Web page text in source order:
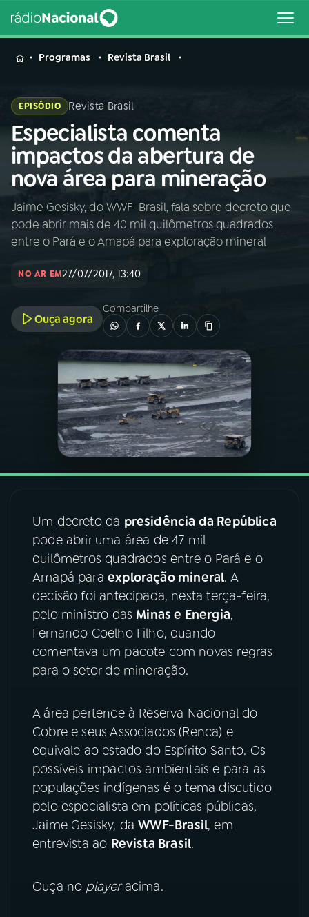
MENU
Buscar
na
Rádio
Nacional
Buscar
AO VIVO
PROGRAMAS
PODCASTS
06VIDEOCASTS
07 ÚLTIMAS
FESTIVAL DE MÚSICA
ACOMPANHE A RÁDIO NACIONAL
Instagram X
TikTok
Programas Revista Brasil
EPISÓDIO Revista Brasil
Especialista comenta
impactos da abertura de
nova área para mineração
Jaime Gesisky, do WWF-Brasil, fala sobre decreto que
pode abrir mais de 40 mil quilômetros quadrados
entre o Pará e o Amapá para exploração mineral
NO AR EM27/07/2017, 13:40
Ouça agora
Compartilhe
Um decreto da presidência da República
pode abrir uma área de 47 mil
quilômetros quadrados entre o Pará e o
Amapá para exploração mineral. A
decisão foi antecipada, nesta terça-feira,
pelo ministro das Minas e Energia,
Fernando Coelho Filho, quando
comentava um pacote com novas regras
para o setor de mineração.
A área pertence à Reserva Nacional do
Cobre e seus Associados (Renca) e
equivale ao estado do Espírito Santo. Os
possíveis impactos ambientais e para as
populações indígenas é o tema discutido
pelo especialista em políticas públicas,
Jaime Gesisky, daWWF-Brasil, em
entrevista ao Revista Brasil.
Ouça no playeracima.